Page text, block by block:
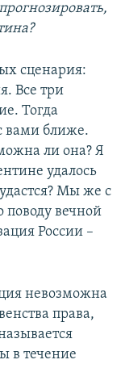
сценария:
Все три
Тогда
вами ближе.
ли она? Я
удалось
Мы же с
поводу вечной
России –
невозможна
права,
в течение